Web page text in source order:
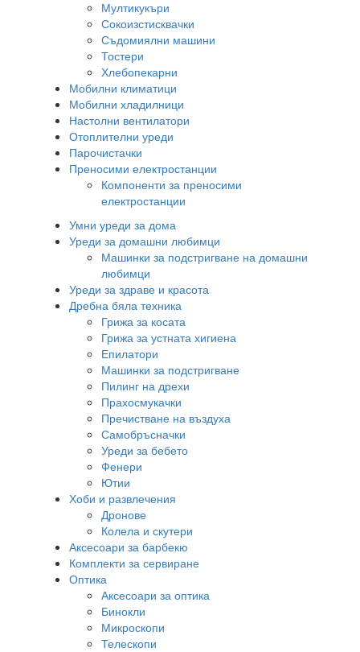
Мултикукъри
Сокоизстисквачки
Съдомиялни машини
Тостери
Хлебопекарни
Мобилни климатици
Мобилни хладилници
Настолни вентилатори
Отоплителни уреди
Парочистачки
Преносими електростанции
Компоненти за преносими
електростанции
Умни уреди за дома
Уреди за домашни любимци
Машинки за подстригване на домашни
любимци
Уреди за здраве и красота
Дребна бяла техника
Грижа за косата
Грижа за устната хигиена
Епилатори
Машинки за подстригване
Пилинг на дрехи
Прахосмукачки
Пречистване на въздуха
Самобръсначки
Уреди за бебето
Фенери
Ютии
Хоби и развлечения
Дронове
Колела и скутери
Аксесоари за барбекю
Комплекти за сервиране
Оптика
Аксесоари за оптика
Бинокли
Микроскопи
Телескопи